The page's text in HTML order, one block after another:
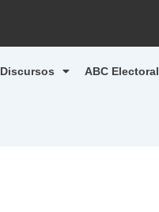
Discursos ABC Electoral